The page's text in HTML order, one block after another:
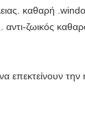
καθαρή
ζωικός
την